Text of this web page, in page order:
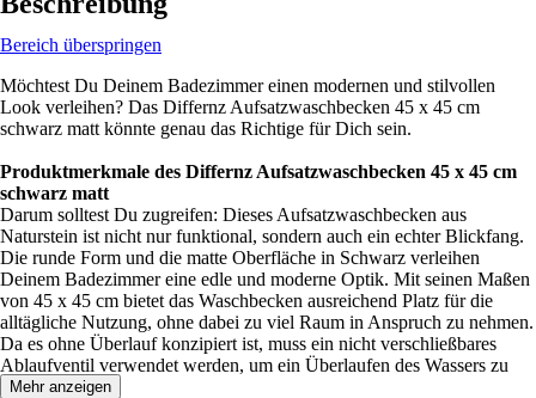
Bereich überspringen
Möchtest Du Deinem Badezimmer einen modernen und stilvollen
Look verleihen? Das Differnz Aufsatzwaschbecken 45 x 45 cm
schwarz matt könnte genau das Richtige für Dich sein.
Produktmerkmale des Differnz Aufsatzwaschbecken 45 x 45 cm
schwarz matt
Darum solltest Du zugreifen: Dieses Aufsatzwaschbecken aus
Naturstein ist nicht nur funktional, sondern auch ein echter Blickfang.
Die runde Form und die matte Oberfläche in Schwarz verleihen
Deinem Badezimmer eine edle und moderne Optik. Mit seinen Maßen
von 45 x 45 cm bietet das Waschbecken ausreichend Platz für die
alltägliche Nutzung, ohne dabei zu viel Raum in Anspruch zu nehmen.
Da es ohne Überlauf konzipiert ist, muss ein nicht verschließbares
Ablaufventil verwendet werden, um ein Überlaufen des Wassers zu
verhindern.
Mehr anzeigen